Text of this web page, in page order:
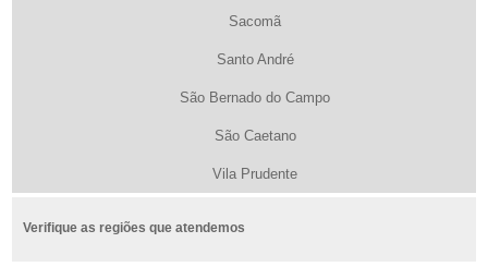
Sacomã
Santo André
São Bernado do Campo
São Caetano
Vila Prudente
Verifique as regiões que atendemos